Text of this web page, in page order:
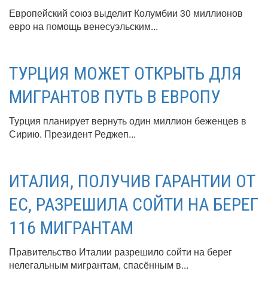
Европейский союз выделит Колумбии 30 миллионов
евро на помощь венесуэльским...
ТУРЦИЯ МОЖЕТ ОТКРЫТЬ ДЛЯ
МИГРАНТОВ ПУТЬ В ЕВРОПУ
Турция планирует вернуть один миллион беженцев в
Сирию. Президент Реджеп...
ИТАЛИЯ, ПОЛУЧИВ ГАРАНТИИ ОТ
ЕС, РАЗРЕШИЛА СОЙТИ НА БЕРЕГ
116 МИГРАНТАМ
Правительство Италии разрешило сойти на берег
нелегальным мигрантам, спасённым в...